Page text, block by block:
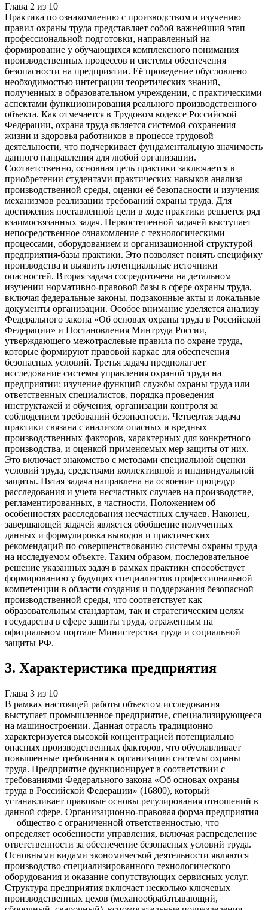
Глава 2 из 10
Практика по ознакомлению с производством и изучению
правил охраны труда представляет собой важнейший этап
профессиональной подготовки, направленный на
формирование у обучающихся комплексного понимания
производственных процессов и системы обеспечения
безопасности на предприятии. Её проведение обусловлено
необходимостью интеграции теоретических знаний,
полученных в образовательном учреждении, с практическими
аспектами функционирования реального производственного
объекта. Как отмечается в Трудовом кодексе Российской
Федерации, охрана труда является системой сохранения
жизни и здоровья работников в процессе трудовой
деятельности, что подчеркивает фундаментальную значимость
данного направления для любой организации.
Соответственно, основная цель практики заключается в
приобретении студентами практических навыков анализа
производственной среды, оценки её безопасности и изучения
механизмов реализации требований охраны труда. Для
достижения поставленной цели в ходе практики решается ряд
взаимосвязанных задач. Первостепенной задачей выступает
непосредственное ознакомление с технологическими
процессами, оборудованием и организационной структурой
предприятия-базы практики. Это позволяет понять специфику
производства и выявить потенциальные источники
опасностей. Вторая задача сосредоточена на детальном
изучении нормативно-правовой базы в сфере охраны труда,
включая федеральные законы, подзаконные акты и локальные
документы организации. Особое внимание уделяется анализу
Федерального закона «Об основах охраны труда в Российской
Федерации» и Постановления Минтруда России,
утверждающего межотраслевые правила по охране труда,
которые формируют правовой каркас для обеспечения
безопасных условий. Третья задача предполагает
исследование системы управления охраной труда на
предприятии: изучение функций службы охраны труда или
ответственных специалистов, порядка проведения
инструктажей и обучения, организации контроля за
соблюдением требований безопасности. Четвертая задача
практики связана с анализом опасных и вредных
производственных факторов, характерных для конкретного
производства, и оценкой применяемых мер защиты от них.
Это включает знакомство с методами специальной оценки
условий труда, средствами коллективной и индивидуальной
защиты. Пятая задача направлена на освоение процедур
расследования и учета несчастных случаев на производстве,
регламентированных, в частности, Положением об
особенностях расследования несчастных случаев. Наконец,
завершающей задачей является обобщение полученных
данных и формулировка выводов и практических
рекомендаций по совершенствованию системы охраны труда
на исследуемом объекте. Таким образом, последовательное
решение указанных задач в рамках практики способствует
формированию у будущих специалистов профессиональной
компетенции в области создания и поддержания безопасной
производственной среды, что соответствует как
образовательным стандартам, так и стратегическим целям
государства в сфере защиты труда, отраженным на
официальном портале Министерства труда и социальной
защиты РФ.
3. Характеристика предприятия
Глава 3 из 10
В рамках настоящей работы объектом исследования
выступает промышленное предприятие, специализирующееся
на машиностроении. Данная отрасль традиционно
характеризуется высокой концентрацией потенциально
опасных производственных факторов, что обуславливает
повышенные требования к организации системы охраны
труда. Предприятие функционирует в соответствии с
требованиями Федерального закона «Об основах охраны
труда в Российской Федерации» (16800), который
устанавливает правовые основы регулирования отношений в
данной сфере. Организационно-правовая форма предприятия
— общество с ограниченной ответственностью, что
определяет особенности управления, включая распределение
ответственности за обеспечение безопасных условий труда.
Основными видами экономической деятельности являются
производство специализированного технологического
оборудования и оказание сопутствующих сервисных услуг.
Структура предприятия включает несколько ключевых
производственных цехов (механообрабатывающий,